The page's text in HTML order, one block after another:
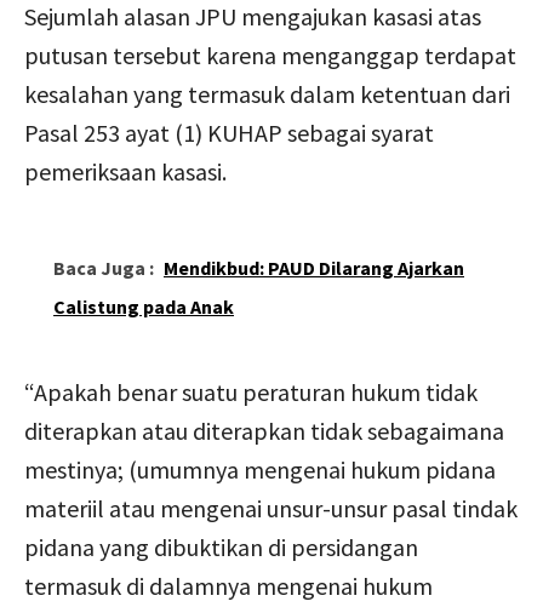
Sejumlah alasan JPU mengajukan kasasi atas
putusan tersebut karena menganggap terdapat
kesalahan yang termasuk dalam ketentuan dari
Pasal 253 ayat (1) KUHAP sebagai syarat
pemeriksaan kasasi.
Baca Juga : Mendikbud: PAUD Dilarang Ajarkan
Calistung pada Anak
“Apakah benar suatu peraturan hukum tidak
diterapkan atau diterapkan tidak sebagaimana
mestinya; (umumnya mengenai hukum pidana
materiil atau mengenai unsur-unsur pasal tindak
pidana yang dibuktikan di persidangan
termasuk di dalamnya mengenai hukum